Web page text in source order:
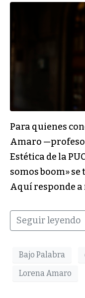
Para quienes
Amaro
Estética de la
somos boom»
Aquí responde
Seguir leyendo
Bajo Palabra
Lorena Amaro